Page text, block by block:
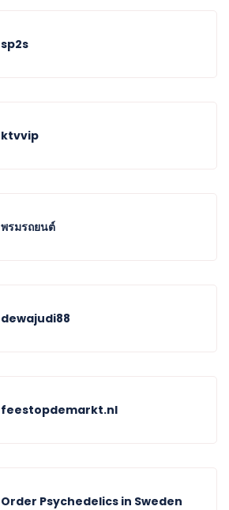
sp2s
ktvvip
พรมรถยนต์
dewajudi88
feestopdemarkt.nl
Order Psychedelics in Sweden